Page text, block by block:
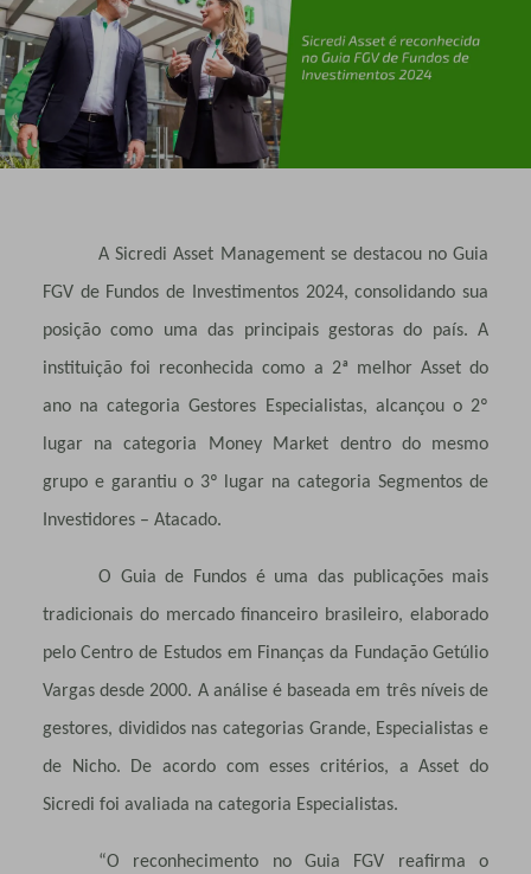
A Sicredi Asset Management se destacou no Guia
FGV de Fundos de Investimentos 2024, consolidando sua
posição como uma das principais gestoras do país. A
instituição foi reconhecida como a 2ª melhor Asset do
ano na categoria Gestores Especialistas, alcançou o 2º
lugar na categoria Money Market dentro do mesmo
grupo e garantiu o 3º lugar na categoria Segmentos de
Investidores – Atacado.
O Guia de Fundos é uma das publicações mais
tradicionais do mercado financeiro brasileiro, elaborado
pelo Centro de Estudos em Finanças da Fundação Getúlio
Vargas desde 2000. A análise é baseada em três níveis de
gestores, divididos nas categorias Grande, Especialistas e
de Nicho. De acordo com esses critérios, a Asset do
Sicredi foi avaliada na categoria Especialistas.
“O reconhecimento no Guia FGV reafirma o